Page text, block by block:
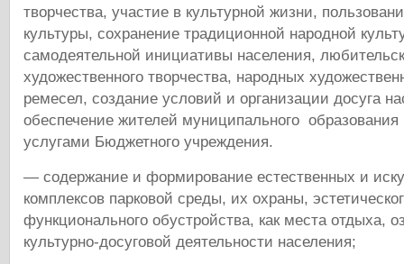
творчества, участие в культурной жизни,
культуры, сохранение традиционной народной
самодеятельной инициативы населения,
художественного творчества, народных
ремесел, создание условий и организации досуга
обеспечение жителей муниципального
услугами Бюджетного учреждения.
— содержание и формирование естественных и
комплексов парковой среды, их охраны,
функционального обустройства, как места отдыха,
культурно-досуговой деятельности населения;